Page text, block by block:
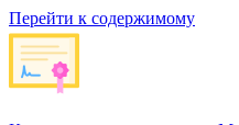
Перейти к содержимому